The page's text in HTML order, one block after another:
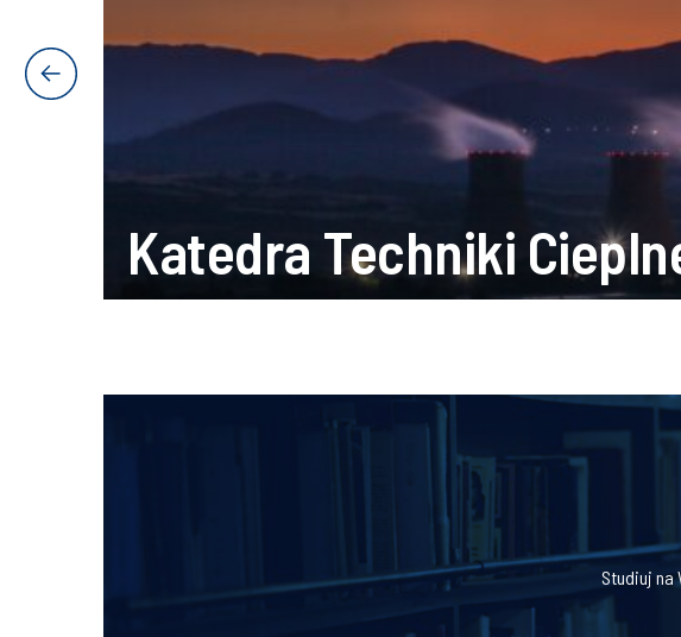
Katedra Techniki
Studiuj na